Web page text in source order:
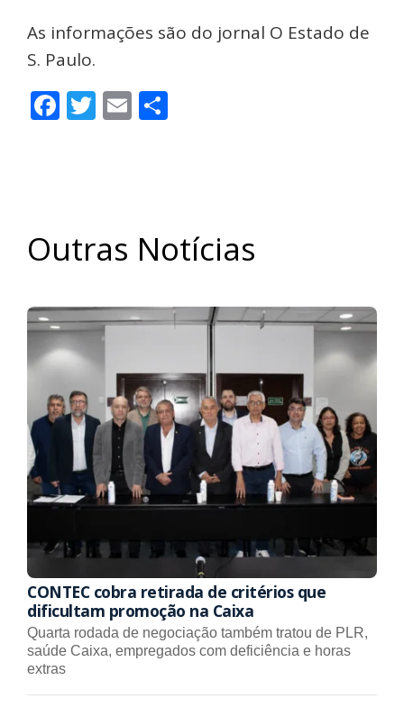
As informações são do jornal O Estado de
S. Paulo.
Facebook
Twitter
Email
Outras Notícias
CONTEC cobra retirada de critérios que
dificultam promoção na Caixa
Quarta rodada de negociação também tratou de PLR,
saúde Caixa, empregados com deficiência e horas
extras